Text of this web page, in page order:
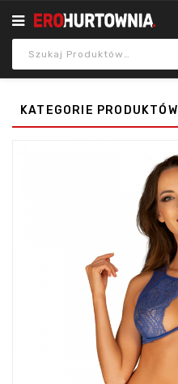
KATEGORIE PRODUKTÓW